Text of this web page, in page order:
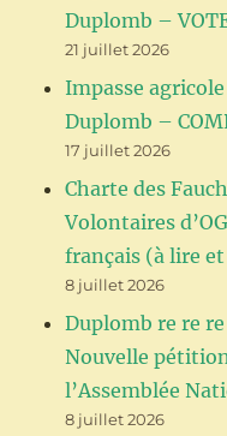
Duplomb –
21 juillet 2026
Impasse
Duplomb –
17 juillet 2026
Charte des
Volontaires
français (à lire
8 juillet 2026
Duplomb re re
Nouvelle
l’Assemblée
8 juillet 2026